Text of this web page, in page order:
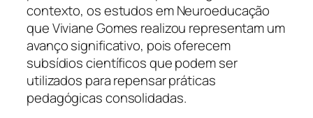
contexto, os estudos em Neuroeducação
que Viviane Gomes realizou representam um
avanço significativo, pois oferecem
subsídios científicos que podem ser
utilizados para repensar práticas
pedagógicas consolidadas.